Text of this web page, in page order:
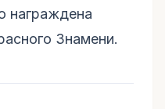
награждена
Знамени.